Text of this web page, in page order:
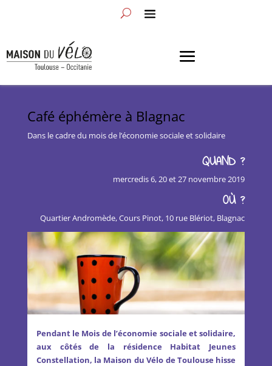
Café éphémère à Blagnac
Dans le cadre du mois de l’économie sociale et solidaire
QUAND ?
mercredis 6, 20 et 27 novembre 2019
OÙ ?
Quartier Andromède, Cours Pinot, 10 rue Blériot, Blagnac
Pendant le Mois de l’économie sociale et solidaire,
aux côtés de la résidence Habitat Jeunes
Constellation, la Maison du Vélo de Toulouse hisse